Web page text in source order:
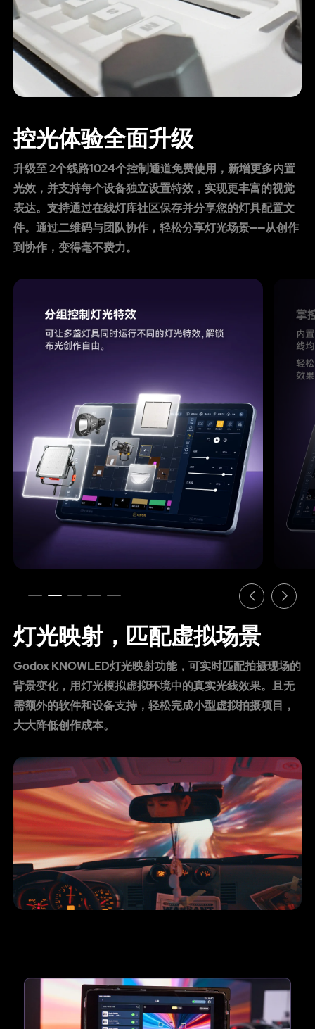
控光体验全面升级
升级至 2个线路1024个控制通道免费使用，新增更多内置
光效，并支持每个设备独立设置特效，实现更丰富的视觉
表达。支持通过在线灯库社区保存并分享您的灯具配置文
件。通过二维码与团队协作，轻松分享灯光场景——从创作
到协作，变得毫不费力。
灯光映射，匹配虚拟场景
Godox KNOWLED灯光映射功能，可实时匹配拍摄现场的
背景变化，用灯光模拟虚拟环境中的真实光线效果。且无
需额外的软件和设备支持，轻松完成小型虚拟拍摄项目，
大大降低创作成本。